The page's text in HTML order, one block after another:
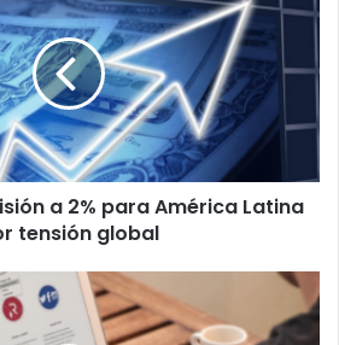
a 2% para América Latina
tensión global